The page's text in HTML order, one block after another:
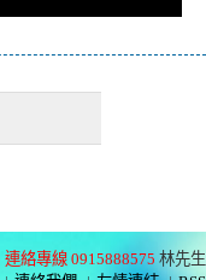
連絡專線 0915888575 林先生